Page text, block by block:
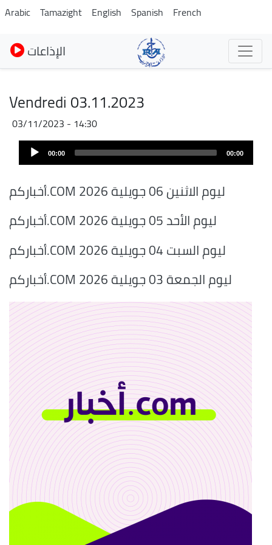
Skip
to
main
content
Arabic Tamazight English Spanish French
الإذاعات
Vendredi 03.11.2023
03/11/2023 - 14:30
Audio
Player 00:00 00:00
أخباركم.COM ليوم الاثنين 06 جويلية 2026
أخباركم.COM ليوم الأحد 05 جويلية 2026
أخباركم.COM ليوم السبت 04 جويلية 2026
أخباركم.COM ليوم الجمعة 03 جويلية 2026